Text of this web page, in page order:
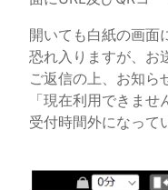
開いても白紙の画面
恐れ入りますが、お
ご返信の上、お知ら
「現在利用できま
受付時間外になって